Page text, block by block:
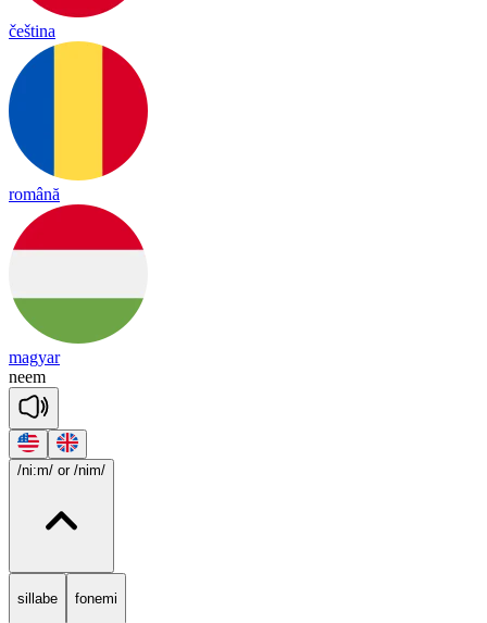
čeština
română
magyar
neem
/ni:m/ or /nim/
sillabe fonemi